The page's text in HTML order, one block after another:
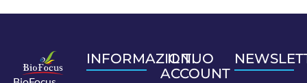
INFORMAZIONI
IL TUO
ACCOUNT